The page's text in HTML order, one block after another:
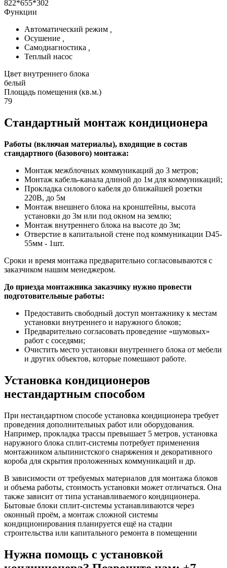
822*655*302
Функции
Автоматический режим
Осушение
Самодиагностика
Теплый насос
Цвет внутреннего блока
белый
Площадь помещения (кв.м.)
79
Стандартный монтаж кондиционера
Работы (включая материалы), входящие в состав
стандартного (базового) монтажа:
Монтаж межблочных коммуникаций до 3 метров;
Монтаж кабель-канала длиной до 1м для коммуникаций;
Прокладка силового кабеля до ближайшей розетки
220В, до 5м
Монтаж внешнего блока на кронштейны, высота
установки до 3м или под окном на землю;
Монтаж внутреннего блока на высоте до 3м;
Отверстие в капитальной стене под коммуникации D45-
55мм - 1шт.
Сроки и время монтажа предварительно согласовываются с
заказчиком нашим менеджером.
До приезда монтажника заказчику нужно провести
подготовительные работы:
Предоставить свободный доступ монтажнику к местам
установки внутреннего и наружного блоков;
Предварительно согласовать проведение «шумовых»
работ с соседями;
Очистить место установки внутреннего блока от мебели
и других объектов, которые помешают работе.
Установка кондиционеров
нестандартным способом
При нестандартном способе установка кондиционера требует
проведения дополнительных работ или оборудования.
Например, прокладка трассы превышает 5 метров, установка
наружного блока сплит-системы потребует применения
монтажником альпинистского снаряжения и декоративного
короба для скрытия проложенных коммуникаций и др.
В зависимости от требуемых материалов для монтажа блоков
и объема работы, стоимость установки может отличаться. Она
также зависит от типа устанавливаемого кондиционера.
Бытовые блоки сплит-системы устанавливаются через
оконный проём, а монтаж сложной системы
кондиционирования планируется ещё на стадии
строительства или капитального ремонта в помещении
Нужна помощь с установкой